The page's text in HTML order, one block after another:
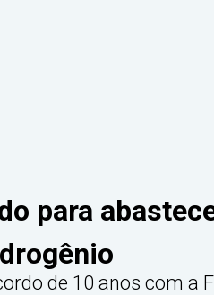
para
de 10 anos com a